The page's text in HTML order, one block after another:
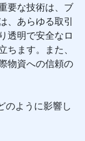
要な技術は、ブ
、あらゆる取引
透明で安全なロ
ます。また、
物資への信頼の
のように影響し